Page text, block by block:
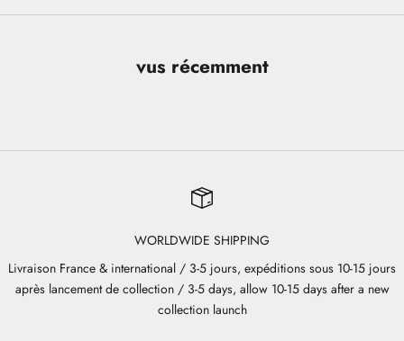
vus récemment
WORLDWIDE SHIPPING
Livraison France & international / 3-5 jours, expéditions sous 10-15 jours
après lancement de collection / 3-5 days, allow 10-15 days after a new
collection launch